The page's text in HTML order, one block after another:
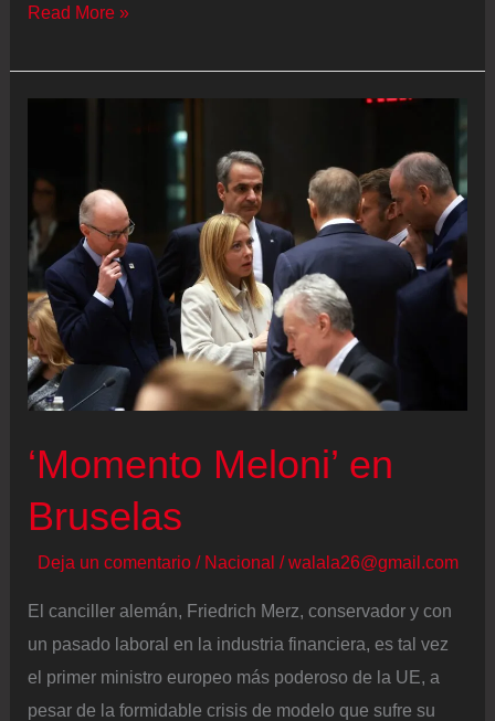
Los
que
delante
en
el
pacto
comercial
de
la
UE
Mercosur:
ajustadas
en
la
Eurocámara
y
votación
Read More »
‘Momento Meloni’ en
Bruselas
Deja un comentario / Nacional /walala26@gmail.com
El canciller alemán, Friedrich Merz, conservador y con
un pasado laboral en la industria financiera, es tal vez
el primer ministro europeo más poderoso de la UE, a
pesar de la formidable crisis de modelo que sufre su